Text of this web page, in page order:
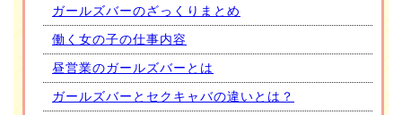
ガールズバーのざっくりまとめ
働く女の子の仕事内容
昼営業のガールズバーとは
ガールズバーとセクキャバの違いとは？